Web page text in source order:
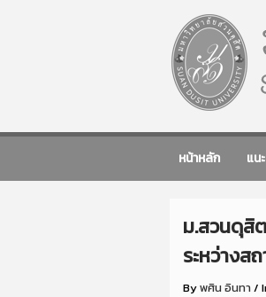
หน้าหลัก แน
ม.สวนดุสิ
ระหว่างส
Byพศิน อินทา/